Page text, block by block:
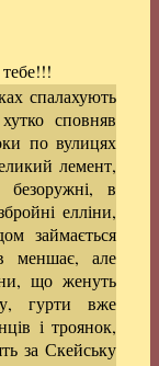
спалахують
сповняв
по вулицях
лемент,
безоружні, в
елліни,
займається
меншає, але
що женуть
гурти вже
і троянок,
за Скейську